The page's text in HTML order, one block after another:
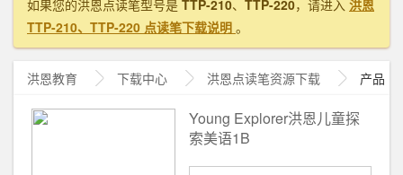
如果您的洪恩点读笔型号是 TTP-210、 TTP-220，请进入 洪恩
TTP-210、TTP-220 点读笔下载说明 。
洪恩教育 下载中心 洪恩点读笔资源下载 产品
Young Explorer洪恩儿童探
索美语1B